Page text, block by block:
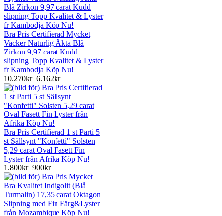
Bra Pris Certifierad Mycket
Vacker Naturlig Äkta Blå
Zirkon 9,97 carat Kudd
slipning Topp Kvalitet & Lyster
fr Kambodja Köp Nu!
10.270kr 6.162kr
Bra Pris Certifierad 1 st Parti 5
st Sällsynt "Konfetti" Solsten
5,29 carat Oval Fasett Fin
Lyster från Afrika Köp Nu!
1.800kr 900kr